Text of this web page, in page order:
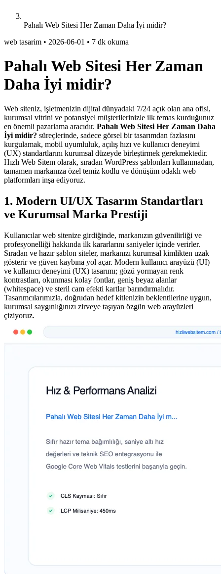
Pahalı Web Sitesi Her Zaman Daha İyi midir?
web tasarim • 2026-06-01 • 7 dk okuma
Pahalı Web Sitesi Her Zaman
Daha İyi midir?
Web siteniz, işletmenizin dijital dünyadaki 7/24 açık olan ana ofisi,
kurumsal vitrini ve potansiyel müşterilerinizle ilk temas kurduğunuz
en önemli pazarlama aracıdır. Pahalı Web Sitesi Her Zaman Daha
İyi midir? süreçlerinde, sadece görsel bir tasarımdan fazlasını
kurgulamak, mobil uyumluluk, açılış hızı ve kullanıcı deneyimi
(UX) standartlarını kurumsal düzeyde birleştirmek gerekmektedir.
Hızlı Web Sitem olarak, sıradan WordPress şablonları kullanmadan,
tamamen markanıza özel temiz kodlu ve dönüşüm odaklı web
platformları inşa ediyoruz.
1. Modern UI/UX Tasarım Standartları
ve Kurumsal Marka Prestiji
Kullanıcılar web sitenize girdiğinde, markanızın güvenilirliği ve
profesyonelliği hakkında ilk kararlarını saniyeler içinde verirler.
Sıradan ve hazır şablon siteler, markanızı kurumsal kimlikten uzak
gösterir ve güven kaybına yol açar. Modern kullanıcı arayüzü (UI)
ve kullanıcı deneyimi (UX) tasarımı; gözü yormayan renk
kontrastları, okunması kolay fontlar, geniş beyaz alanlar
(whitespace) ve steril cam efekti kartlar barındırmalıdır.
Tasarımcılarımızla, doğrudan hedef kitlenizin beklentilerine uygun,
kurumsal saygınlığınızı zirveye taşıyan özgün web arayüzleri
çiziyoruz.